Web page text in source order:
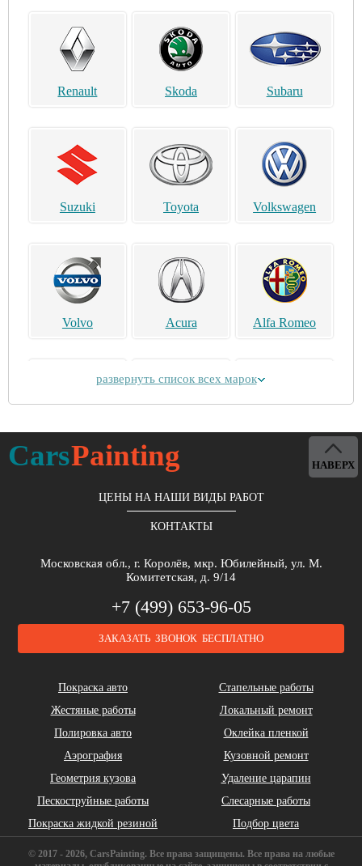
Renault Skoda Subaru
Suzuki Toyota Volkswagen
Volvo Acura Alfa Romeo
Daihatsu Dodge
развернуть список всех марок
CarsPainting
ЦЕНЫ НА НАШИ ВИДЫ РАБОТ
КОНТАКТЫ
Московская обл., г. Королёв, мкр. Юбилейный, ул. М.
Комитетская, д. 9/14
+7 (499) 653-96-05
ЗАКАЗАТЬ ЗВОНОК БЕСПЛАТНО
Покраска авто
Стапельные работы
Жестяные работы
Локальный ремонт
Полировка авто
Оклейка пленкой
Аэрография
Кузовной ремонт
Геометрия кузова
Удаление царапин
Пескоструйные работы
Слесарные работы
Покраска жидкой резиной
Подбор цвета
НАВЕРХ
© 2017 - 2026, CarsPainting. Все права защищены. Все права на любые